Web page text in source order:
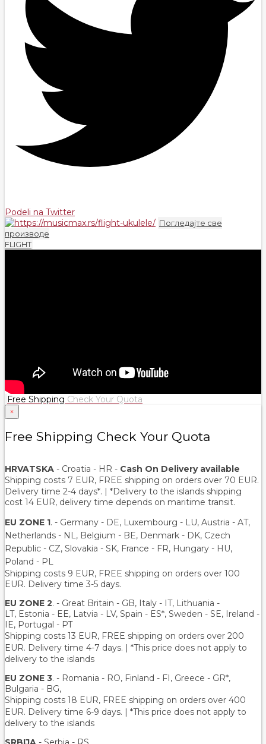
Podeli na Twitter
Погледајте све
производе
FLIGHT
Free Shipping Check Your Quota
×
Free Shipping Check Your Quota
HRVATSKA - Croatia - HR - Cash On Delivery available
Shipping costs 7 EUR, FREE shipping on orders over 70 EUR.
Delivery time 2-4 days*. | *Delivery to the islands shipping
cost 14 EUR, delivery time depends on maritime transit.
EU ZONE 1. - Germany - DE, Luxembourg - LU, Austria - AT,
Netherlands - NL, Belgium - BE, Denmark - DK, Czech
Republic - CZ, Slovakia - SK, France - FR, Hungary - HU,
Poland - PL
Shipping costs 9 EUR, FREE shipping on orders over 100
EUR. Delivery time 3-5 days.
EU ZONE 2. - Great Britain - GB, Italy - IT, Lithuania -
LT, Estonia - EE, Latvia - LV, Spain - ES*, Sweden - SE, Ireland -
IE, Portugal - PT
Shipping costs 13 EUR, FREE shipping on orders over 200
EUR. Delivery time 4-7 days. | *This price does not apply to
delivery to the islands
EU ZONE 3. - Romania - RO, Finland - FI, Greece - GR*,
Bulgaria - BG,
Shipping costs 18 EUR, FREE shipping on orders over 400
EUR. Delivery time 6-9 days. | *This price does not apply to
delivery to the islands